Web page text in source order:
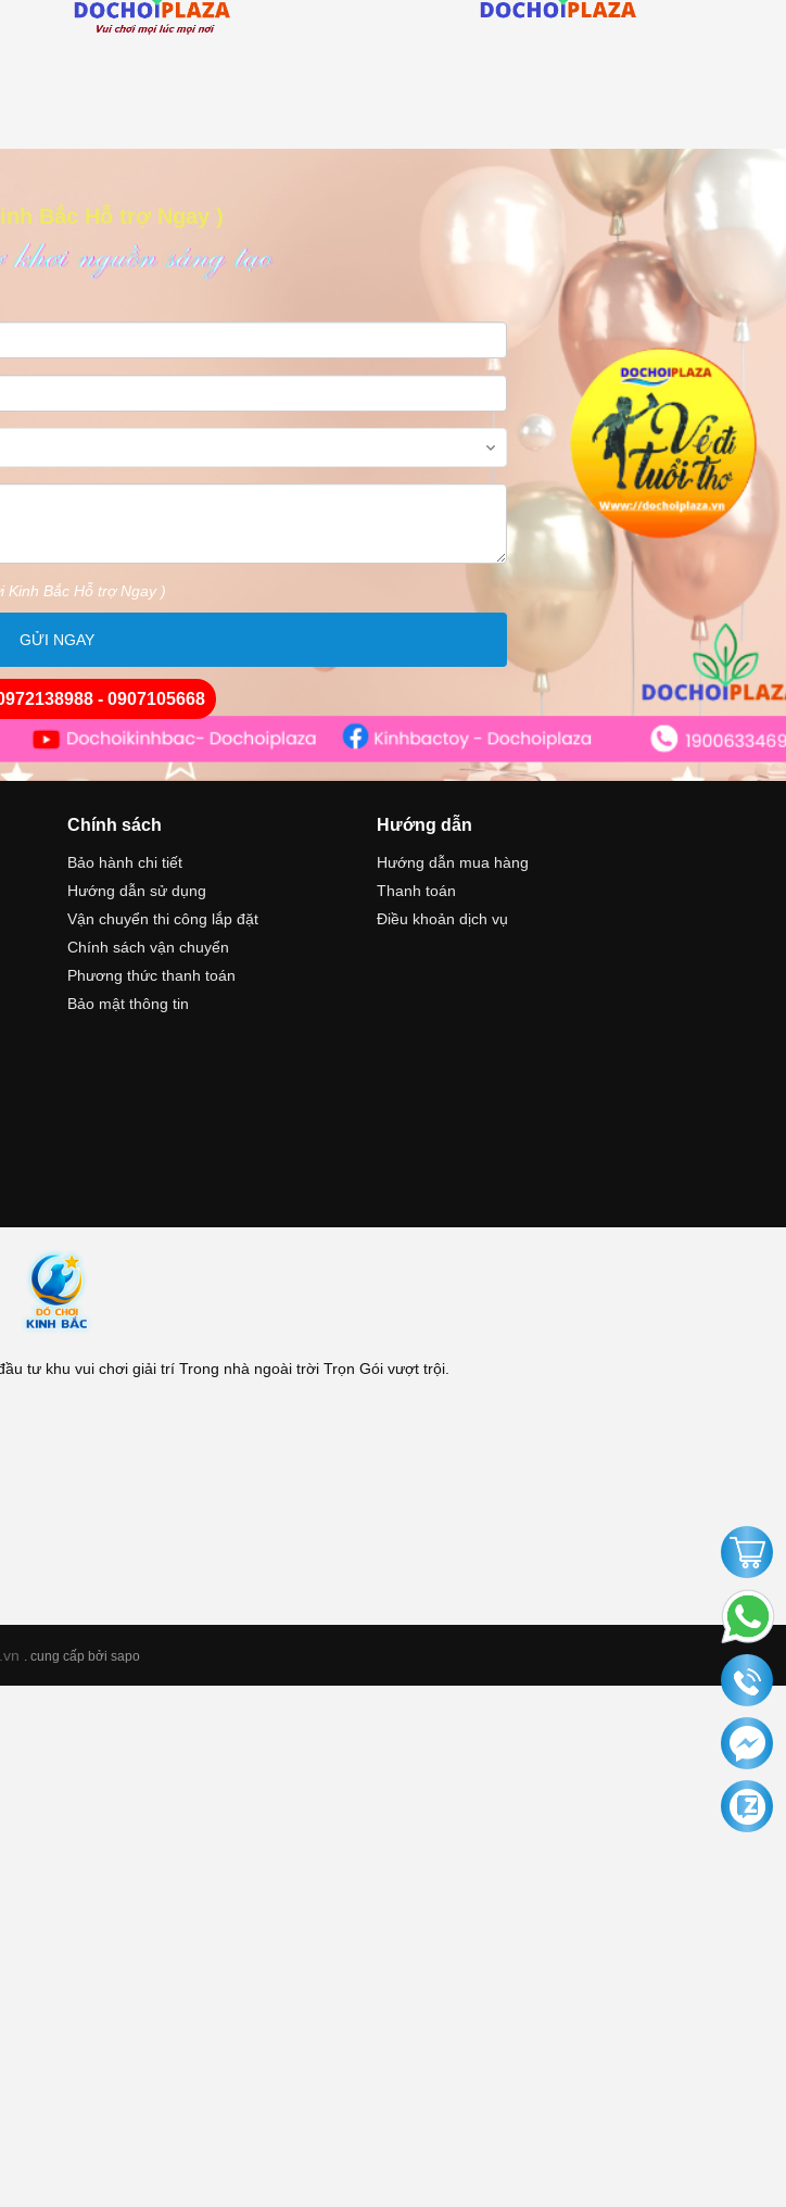
Bắc Hỗ trợ Ngay )
Kinh Bắc Hỗ trợ Ngay )
GỬI NGAY
- 0907105668
Chính sách
Bảo hành chi tiết
Hướng dẫn sử dụng
Vận chuyển thi công lắp đặt
Chính sách vận chuyển
Phương thức thanh toán
Bảo mật thông tin
Hướng dẫn
Hướng dẫn mua hàng
Thanh toán
Điều khoản dịch vụ
tư khu vui chơi giải trí Trong nhà ngoài trời Trọn Gói vượt trội.
. cung cấp bởi sapo